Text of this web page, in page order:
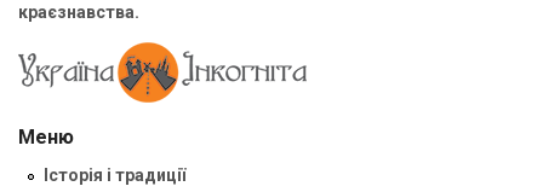
краєзнавства.
Меню
Історія і традиції